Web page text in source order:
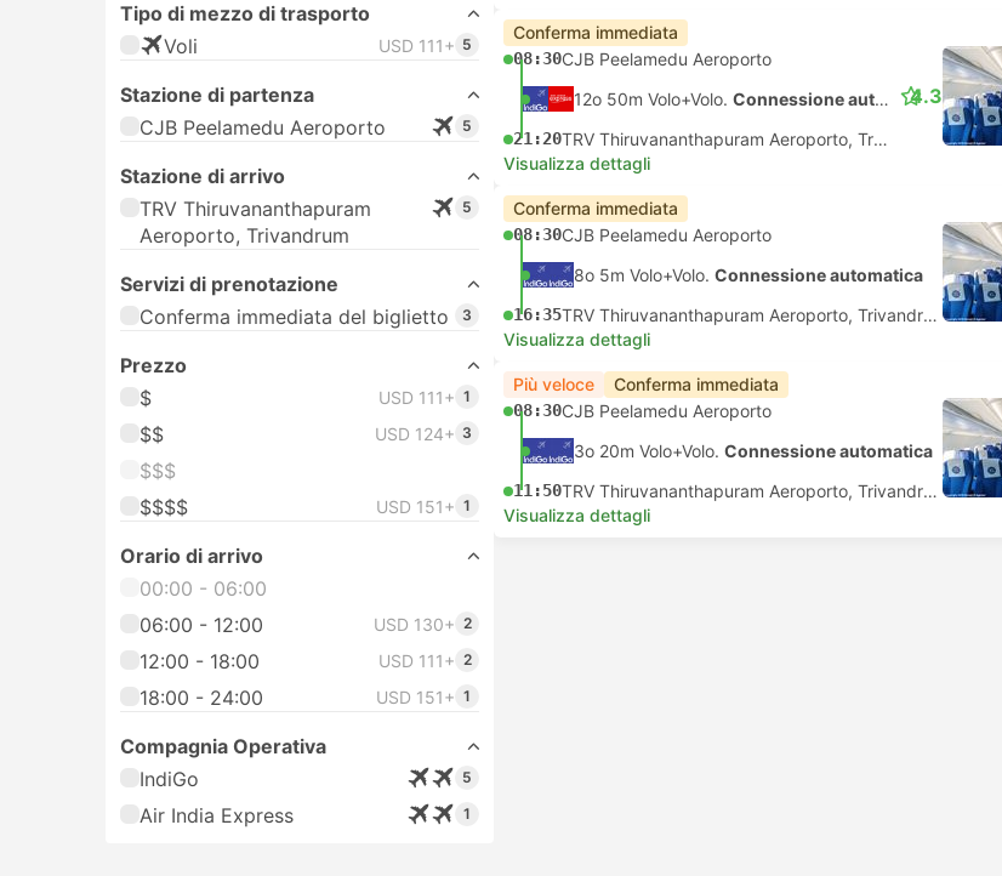
Tipo di mezzo di trasporto
Voli
USD 111+ 5
Stazione di partenza
CJB Peelamedu Aeroporto
5
Stazione di arrivo
TRV Thiruvananthapuram
Aeroporto, Trivandrum
5
Servizi di prenotazione
Conferma immediata del biglietto
3
Prezzo
$
USD 111+ 1
$$ USD 124+ 3
$$$
$$$$
USD 151+ 1
Orario di arrivo
00:00 - 06:00
06:00 - 12:00
USD 130+ 2
12:00 - 18:00 USD 111+ 2
18:00 - 24:00 USD 151+ 1
Compagnia Operativa
IndiGo
5
Air India Express 1
Conferma immediata
08:30CJB Peelamedu Aeroporto
12o 50m Volo+Volo. Connessione automatica
21:20 TRV Thiruvananthapuram Aeroporto, Trivandrum
4.3
Visualizza dettagli
Conferma immediata
08:30CJB Peelamedu Aeroporto
8o 5m Volo+Volo. Connessione automatica
16:35
TRV Thiruvananthapuram Aeroporto, Trivandrum
Visualizza dettagli
Più veloce Conferma immediata
08:30CJB Peelamedu Aeroporto
3o 20m Volo+Volo. Connessione automatica
11:50
TRV Thiruvananthapuram Aeroporto, Trivandrum
Visualizza dettagli